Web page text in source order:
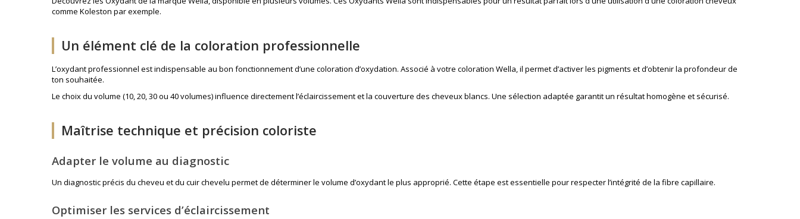
comme Koleston par exemple.
Un élément clé de la coloration professionnelle
L’oxydant professionnel est indispensable au bon fonctionnement d’une coloration d’oxydation. Associé à votre coloration Wella, il permet d’activer les pigments et d’obtenir la profondeur de
ton souhaitée.
Le choix du volume (10, 20, 30 ou 40 volumes) influence directement l’éclaircissement et la couverture des cheveux blancs. Une sélection adaptée garantit un résultat homogène et sécurisé.
Maîtrise technique et précision coloriste
Adapter le volume au diagnostic
Un diagnostic précis du cheveu et du cuir chevelu permet de déterminer le volume d’oxydant le plus approprié. Cette étape est essentielle pour respecter l’intégrité de la fibre capillaire.
Optimiser les services d’éclaircissement